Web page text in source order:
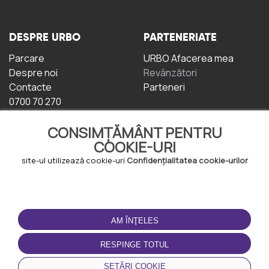
CONSIMȚĂMÂNT PENTRU
COOKIE-URI
site-ul utilizează cookie-uri Confidențialitatea cookie-urilor
AM ÎNŢELES
RESPINGE TOTUL
SETĂRI COOKIE
DESPRE URBO
Parcare
Despre noi
Contacte
0700 70 270
PARTENERIATE
URBO Afacerea mea
Revânzători
Parteneri
TERMENI DE UTILIZARE
Termeni și condiții
Politica de
Confidențialitate
Politica de cookie-uri
DESCĂRCAȚI
APLICAȚIA